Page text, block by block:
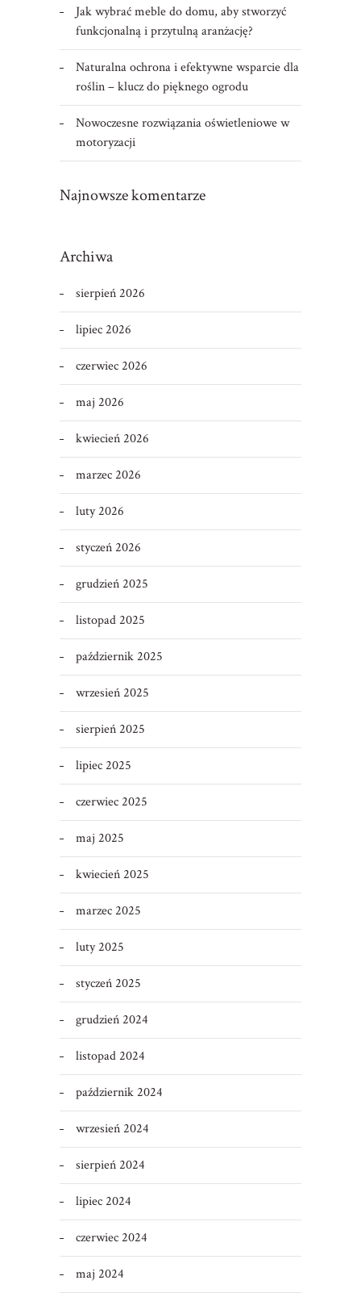
Jak wybrać meble do domu, aby stworzyć
funkcjonalną i przytulną aranżację?
Naturalna ochrona i efektywne wsparcie dla
roślin – klucz do pięknego ogrodu
Nowoczesne rozwiązania oświetleniowe w
motoryzacji
Najnowsze komentarze
Archiwa
sierpień 2026
lipiec 2026
czerwiec 2026
maj 2026
kwiecień 2026
marzec 2026
luty 2026
styczeń 2026
grudzień 2025
listopad 2025
październik 2025
wrzesień 2025
sierpień 2025
lipiec 2025
czerwiec 2025
maj 2025
kwiecień 2025
marzec 2025
luty 2025
styczeń 2025
grudzień 2024
listopad 2024
październik 2024
wrzesień 2024
sierpień 2024
lipiec 2024
czerwiec 2024
maj 2024